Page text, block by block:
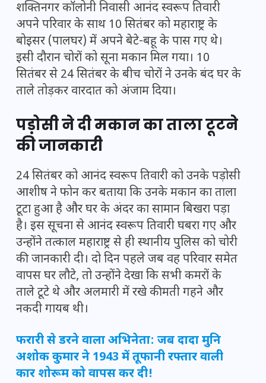
शक्तिनगर कॉलोनी निवासी आनंद स्वरूप तिवारी
अपने परिवार के साथ 10 सितंबर को महाराष्ट्र के
बोइसर (पालघर) में अपने बेटे-बहू के पास गए थे।
इसी दौरान चोरों को सूना मकान मिल गया। 10
सितंबर से 24 सितंबर के बीच चोरों ने उनके बंद घर के
ताले तोड़कर वारदात को अंजाम दिया।
पड़ोसी ने दी मकान का ताला टूटने
की जानकारी
24 सितंबर को आनंद स्वरूप तिवारी को उनके पड़ोसी
आशीष ने फोन कर बताया कि उनके मकान का ताला
टूटा हुआ है और घर के अंदर का सामान बिखरा पड़ा
है। इस सूचना से आनंद स्वरूप तिवारी घबरा गए और
उन्होंने तत्काल महाराष्ट्र से ही स्थानीय पुलिस को चोरी
की जानकारी दी। दो दिन पहले जब वह परिवार समेत
वापस घर लौटे, तो उन्होंने देखा कि सभी कमरों के
ताले टूटे थे और अलमारी में रखे कीमती गहने और
नकदी गायब थी।
फरारी से डरने वाला अभिनेता: जब दादा मुनि
अशोक कुमार ने 1943 में तूफानी रफ्तार वाली
कार शोरूम को वापस कर दी!